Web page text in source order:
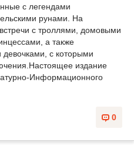
с легендами
рунами. На
с троллями, домовыми
а также
с которыми
издание
Информационного
0